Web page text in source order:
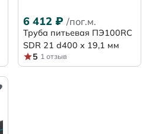
6 412 ₽ /пог.м.
Труба питьевая ПЭ100RC
SDR 21 d400 х 19,1 мм
5 1 отзыв